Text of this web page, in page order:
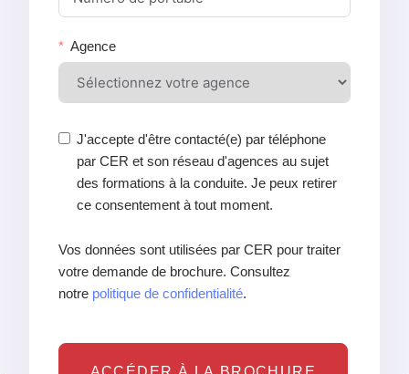
Agence
J'accepte d'être contacté(e) par téléphone
par CER et son réseau d'agences au sujet
des formations à la conduite. Je peux retirer
ce consentement à tout moment.
Vos données sont utilisées par CER pour traiter
votre demande de brochure. Consultez
notre politique de confidentialité.